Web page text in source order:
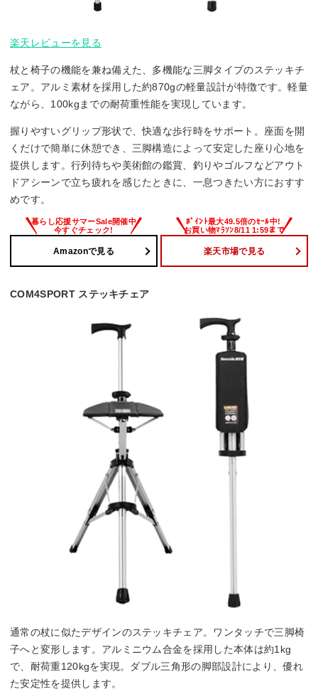
楽天レビューを見る
杖と椅子の機能を兼ね備えた、多機能な三脚タイプのステッキチ
ェア。アルミ素材を採用した約870gの軽量設計が特徴です。軽量
ながら、100kgまでの耐荷重性能を実現しています。
握りやすいグリップ形状で、快適な歩行時をサポート。座面を開
くだけで簡単に休憩でき、三脚構造によって安定した座り心地を
提供します。行列待ちや美術館の鑑賞、釣りやゴルフなどアウト
ドアシーンで立ち疲れを感じたときに、一息つきたい方におすす
めです。
Amazonで見る 楽天市場で見る
COM4SPORT ステッキチェア
通常の杖に似たデザインのステッキチェア。ワンタッチで三脚椅
子へと変形します。アルミニウム合金を採用した本体は約1kg
で、耐荷重120kgを実現。ダブル三角形の脚部設計により、優れ
た安定性を提供します。